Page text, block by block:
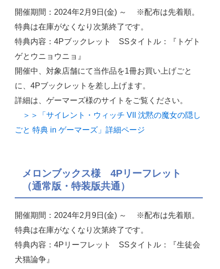
開催期間：2024年2月9日(金) ～ ※配布は先着順。
特典は在庫がなくなり次第終了です。
特典内容：4Pブックレット SSタイトル：『トゲト
ゲとウニョウニョ』
開催中、対象店舗にて当作品を1冊お買い上げごと
に、4Pブックレットを差し上げます。
詳細は、ゲーマーズ様のサイトをご覧ください。
＞＞「サイレント・ウィッチ VII 沈黙の魔女の隠し
ごと 特典 in ゲーマーズ」詳細ページ
メロンブックス様 4Pリーフレット
（通常版・特装版共通）
開催期間：2024年2月9日(金) ～ ※配布は先着順。
特典は在庫がなくなり次第終了です。
特典内容：4Pリーフレット SSタイトル：『生徒会
犬猫論争』